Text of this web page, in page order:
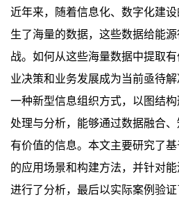
近年来，随着信息化、数字化建
生了海量的数据，这些数据给能
战。如何从这些海量数据中提取
业决策和业务发展成为当前亟待
一种新型信息组织方式，以图结
处理与分析，能够通过数据融合
有价值的信息。本文主要研究了
的应用场景和构建方法，并针对
进行了分析，最后以实际案例验证